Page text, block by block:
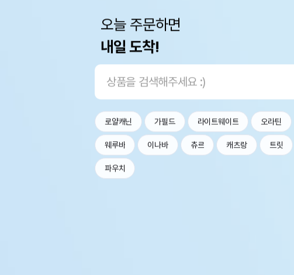
오늘 주문하면
내일 도착!
로얄캐닌 가필드 라이트웨이트 오라틴
웨루바 이나바 츄르 캐츠랑 트릿
파우치